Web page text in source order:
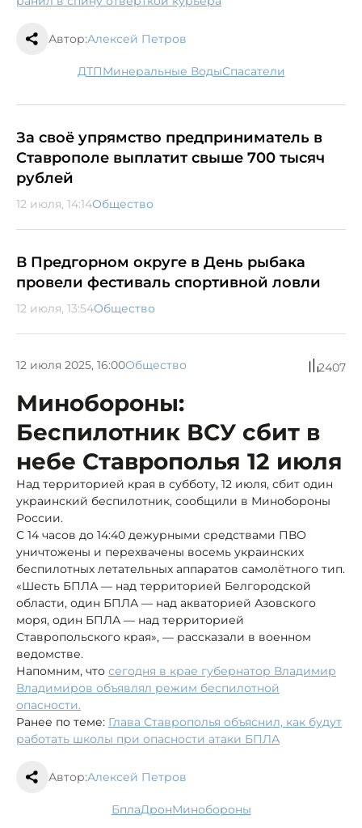
Автор:Алексей Петров
ДТП Минеральные Воды спасатели
За своё упрямство предприниматель в
Ставрополе выплатит свыше 700 тысяч
рублей
12 июля, 14:14Общество
В Предгорном округе в День рыбака
провели фестиваль спортивной ловли
12 июля, 13:54Общество
12 июля 2025, 16:00Общество 2407
Минобороны:
Беспилотник ВСУ сбит в
небе Ставрополья 12 июля
Над территорией края в субботу, 12 июля, сбит один
украинский беспилотник, сообщили в Минобороны
России.
С 14 часов до 14:40 дежурными средствами ПВО
уничтожены и перехвачены восемь украинских
беспилотных летательных аппаратов самолётного тип.
«Шесть БПЛА — над территорией Белгородской
области, один БПЛА — над акваторией Азовского
моря, один БПЛА — над территорией
Ставропольского края», — рассказали в военном
ведомстве.
Напомним, что сегодня в крае губернатор Владимир
Владимиров объявлял режим беспилотной
опасности.
Ранее по теме: Глава Ставрополья объяснил, как будут
работать школы при опасности атаки БПЛА
Автор:Алексей Петров
бпла дрон минобороны